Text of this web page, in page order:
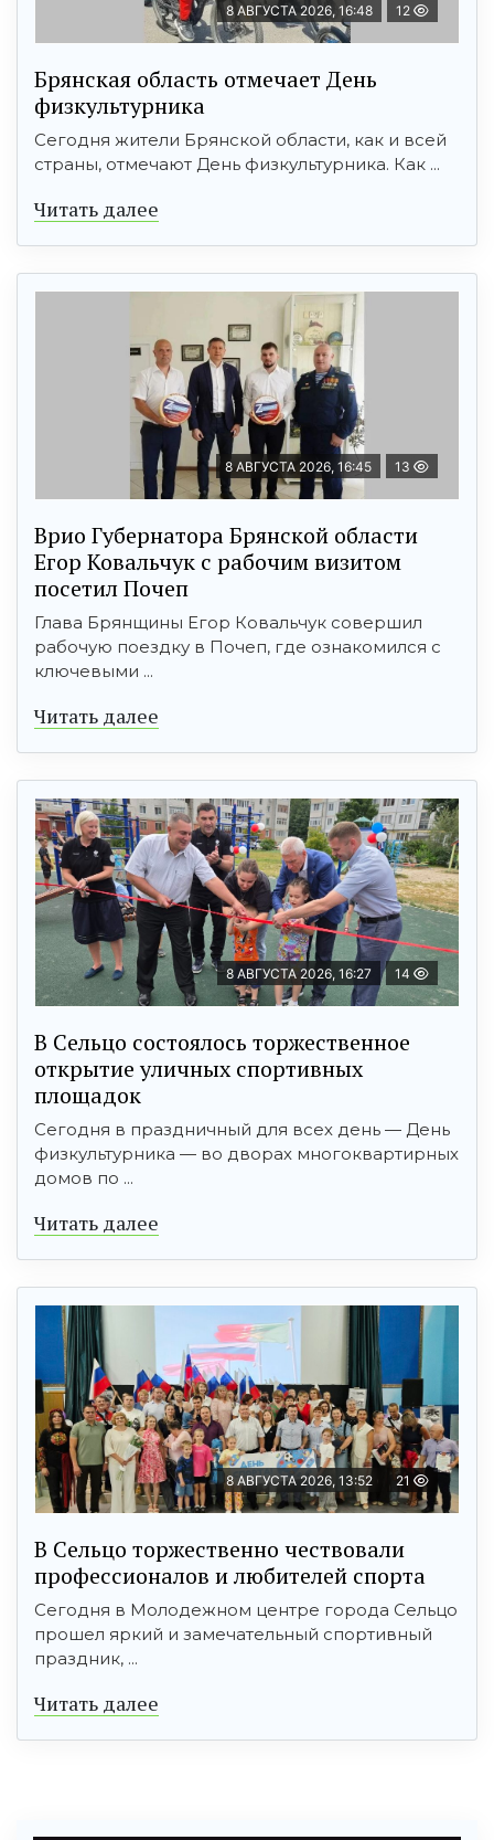
8 АВГУСТА 2026, 16:48 12
Брянская область отмечает День
физкультурника
Сегодня жители Брянской области, как и всей
страны, отмечают День физкультурника. Как ...
Читать далее
8 АВГУСТА 2026, 16:45 13
Врио Губернатора Брянской области
Егор Ковальчук с рабочим визитом
посетил Почеп
Глава Брянщины Егор Ковальчук совершил
рабочую поездку в Почеп, где ознакомился с
ключевыми ...
Читать далее
8 АВГУСТА 2026, 16:27 14
В Сельцо состоялось торжественное
открытие уличных спортивных
площадок
Сегодня в праздничный для всех день — День
физкультурника — во дворах многоквартирных
домов по ...
Читать далее
8 АВГУСТА 2026, 13:52 21
В Сельцо торжественно чествовали
профессионалов и любителей спорта
Сегодня в Молодежном центре города Сельцо
прошел яркий и замечательный спортивный
праздник, ...
Читать далее